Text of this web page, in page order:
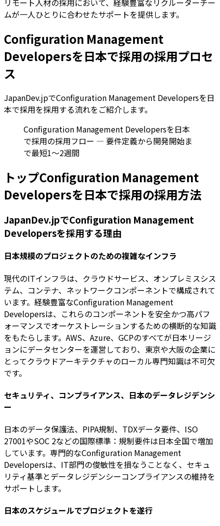
リモート人材の採用において、経験豊富なリクルーターチー
ムが一人ひとりに合わせたサポートを提供します。
Configuration Management
Developersを日本で採用の採用プロセ
ス
JapanDev.jpでConfiguration Management Developersを日
本で採用を採用する流れをご紹介します。
Configuration Management Developersを日本
で採用の採用フロー — 要件定義から開発開始ま
で最短1〜2週間
トップConfiguration Management
Developersを日本で採用の採用方法
JapanDev.jpでConfiguration Management
Developersを採用する理由
日本規模のプロジェクトのための複雑なインフラ
現代のITインフラは、クラウドサービス、オンプレミスシス
テム、コンテナ、ネットワークコンポーネントで構成されて
います。経験豊富なConfiguration Management
Developersは、これらのコンポーネントを安全かつ高パフ
ォーマンスでオーケストレーションするための横断的な知識
をもたらします。AWS、Azure、GCPのすべてが日本リージ
ョンにデータセンターを運営しており、東京や大阪の企業に
とってクラウドアーキテクチャのローカル専門知識は不可欠
です。
セキュリティ、コンプライアンス、日本のデータレジデンシ
ー
日本のデータ保護法、PIPA規制、TDXデータ要件、ISO
27001やSOC 2などの国際標準：規制要件は日本全国で増加
しています。専門的なConfiguration Management
Developersは、IT部門の俊敏性を損なうことなく、セキュ
リティ基準とデータレジデンシーコンプライアンスの維持を
サポートします。
日本のスケジュールでプロジェクトを遂行